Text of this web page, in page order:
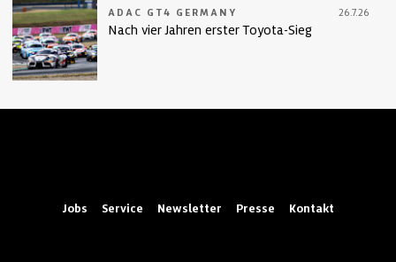
ADAC GT4 GERMANY 26.7.26
Nach vier Jahren erster Toyota-Sieg
Jobs Service Newsletter Presse Kontakt